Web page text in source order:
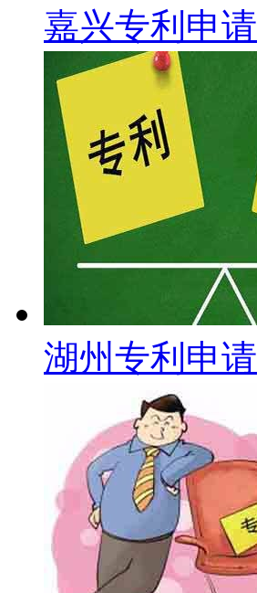
嘉兴专利申请
湖州专利申请